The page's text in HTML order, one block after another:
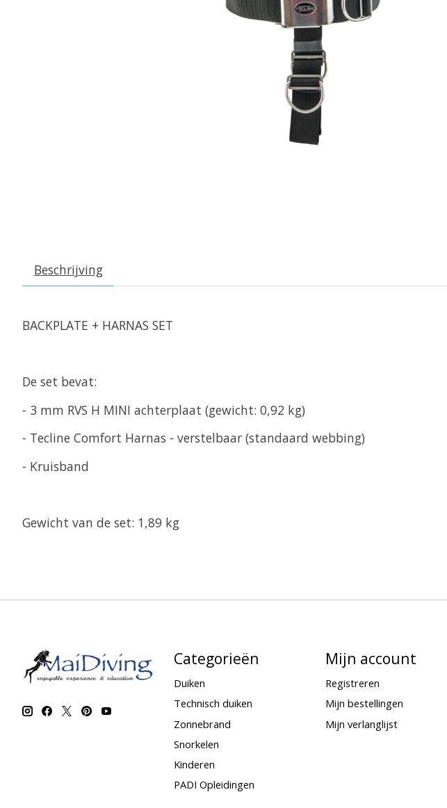
Beschrijving
BACKPLATE + HARNAS SET
De set bevat:
- 3 mm RVS H MINI achterplaat (gewicht: 0,92 kg)
- Tecline Comfort Harnas - verstelbaar (standaard webbing)
- Kruisband
Gewicht van de set: 1,89 kg
Categorieën
Duiken
Technisch duiken
Zonnebrand
Snorkelen
Kinderen
PADI Opleidingen
Mijn account
Registreren
Mijn bestellingen
Mijn verlanglijst